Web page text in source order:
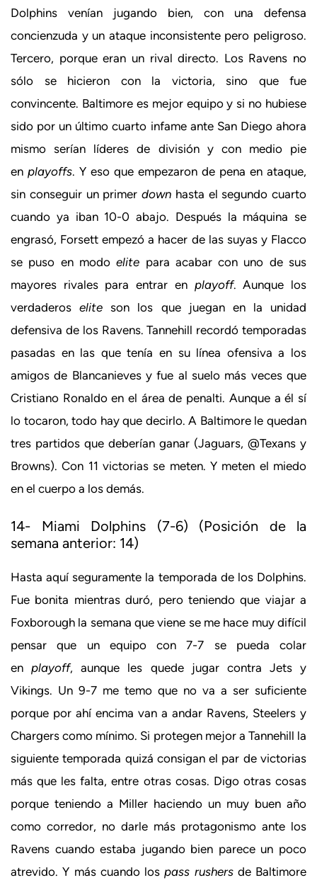
Dolphins venían jugando bien, con una defensa
concienzuda y un ataque inconsistente pero peligroso.
Tercero, porque eran un rival directo. Los Ravens no
sólo se hicieron con la victoria, sino que fue
convincente. Baltimore es mejor equipo y si no hubiese
sido por un último cuarto infame ante San Diego ahora
mismo serían líderes de división y con medio pie
en playoffs. Y eso que empezaron de pena en ataque,
sin conseguir un primer down hasta el segundo cuarto
cuando ya iban 10-0 abajo. Después la máquina se
engrasó, Forsett empezó a hacer de las suyas y Flacco
se puso en modoelite para acabar con uno de sus
mayores rivales para entrar en playoff. Aunque los
verdaderoselite son los que juegan en la unidad
defensiva de los Ravens. Tannehill recordó temporadas
pasadas en las que tenía en su línea ofensiva a los
amigos de Blancanieves y fue al suelo más veces que
Cristiano Ronaldo en el área de penalti. Aunque a él sí
lo tocaron, todo hay que decirlo. A Baltimore le quedan
tres partidos que deberían ganar (Jaguars, @Texans y
Browns). Con 11 victorias se meten. Y meten el miedo
en el cuerpo a los demás.
14- Miami Dolphins (7-6) (Posición de la
semana anterior: 14)
Hasta aquí seguramente la temporada de los Dolphins.
Fue bonita mientras duró, pero teniendo que viajar a
Foxborough la semana que viene se me hace muy difícil
pensar que un equipo con 7-7 se pueda colar
enplayoff, aunque les quede jugar contra Jets y
Vikings. Un 9-7 me temo que no va a ser suficiente
porque por ahí encima van a andar Ravens, Steelers y
Chargers como mínimo. Si protegen mejor a Tannehill la
siguiente temporada quizá consigan el par de victorias
más que les falta, entre otras cosas. Digo otras cosas
porque teniendo a Miller haciendo un muy buen año
como corredor, no darle más protagonismo ante los
Ravens cuando estaba jugando bien parece un poco
atrevido. Y más cuando lospass rushersde Baltimore